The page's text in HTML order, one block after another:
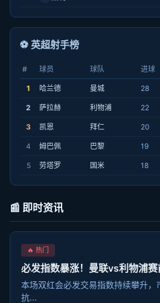
⚽ 英超射手榜
# 球员 球队 进球
1 哈兰德 曼城 28
2 萨拉赫 利物浦 22
3 凯恩 拜仁 20
4 姆巴佩 巴黎 19
5 劳塔罗 国米 18
📰 即时资讯
🔥 热门
必发指数暴涨！曼联vs利物浦
本场双红会必发交易指数持续攀升
抗...